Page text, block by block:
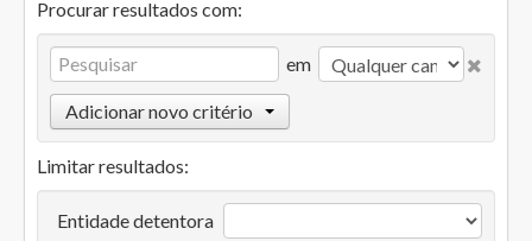
Procurar resultados com:
em
Adicionar novo critério
Limitar resultados:
Entidade detentora